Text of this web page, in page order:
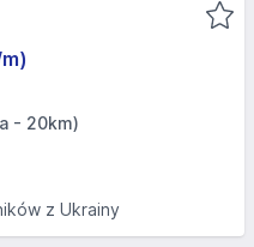
- 20km)
z Ukrainy